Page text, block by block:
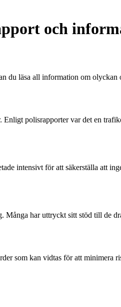
och
läsa all information om olyckan
polisrapporter var det en
intensivt för att säkerställa att
har uttryckt sitt stöd till de
som kan vidtas för att minimera